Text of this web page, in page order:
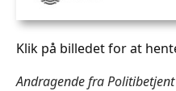
Klik på billedet for at
Andragende fra